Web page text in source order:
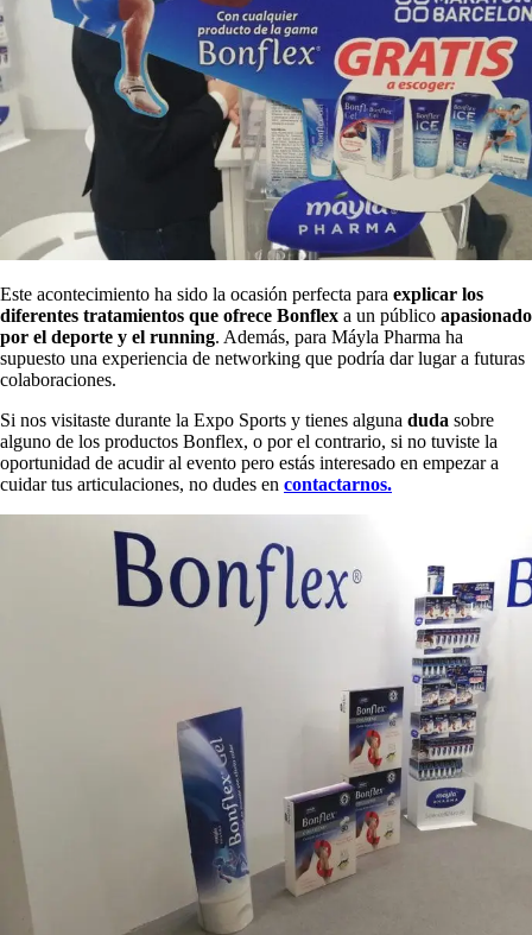
Este acontecimiento ha sido la ocasión perfecta para explicar los
diferentes tratamientos que ofrece Bonflex a un público apasionado
por el deporte y el running. Además, para Máyla Pharma ha
supuesto una experiencia de networking que podría dar lugar a futuras
colaboraciones.
Si nos visitaste durante la Expo Sports y tienes alguna duda sobre
alguno de los productos Bonflex, o por el contrario, si no tuviste la
oportunidad de acudir al evento pero estás interesado en empezar a
cuidar tus articulaciones, no dudes en contactarnos.